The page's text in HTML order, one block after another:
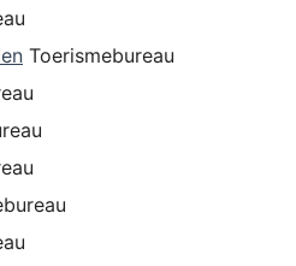
Toerismebureau